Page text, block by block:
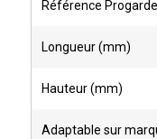
Référence
Longueur (mm)
Hauteur (mm)
Adaptable sur